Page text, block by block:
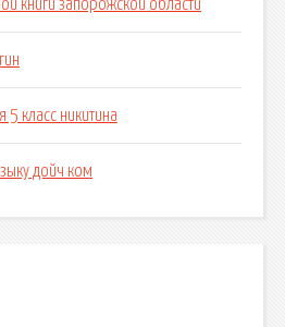
книги запорожской области
класс никитина
дойч ком